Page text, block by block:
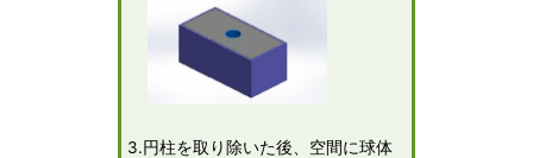
3.円柱を取り除いた後、空間に球体